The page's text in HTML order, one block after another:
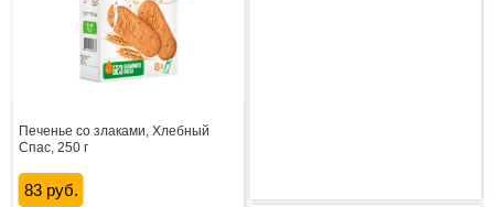
Печенье со злаками, Хлебный
Спас, 250 г
83 руб.